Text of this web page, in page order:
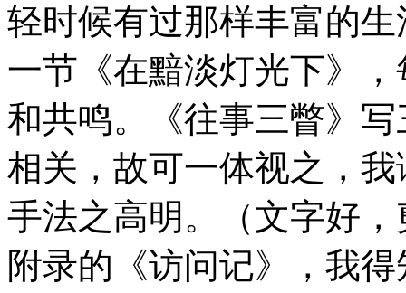
轻时候有过那样丰富的
一节《在黯淡灯光下》
和共鸣。《往事三瞥》
相关，故可一体视之，
手法之高明。（文字好
附录的《访问记》，我